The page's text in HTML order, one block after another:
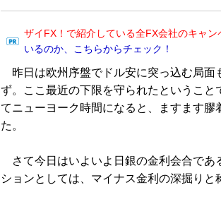
ザイFX！で紹介している全FX会社のキャン
いるのか、こちらからチェック！
昨日は欧州序盤でドル安に突っ込む局面
ず。ここ最近の下限を守られたというこ
てニューヨーク時間になると、ますます
た。
さて今日はいよいよ日銀の金利会合であ
ションとしては、マイナス金利の深掘りと